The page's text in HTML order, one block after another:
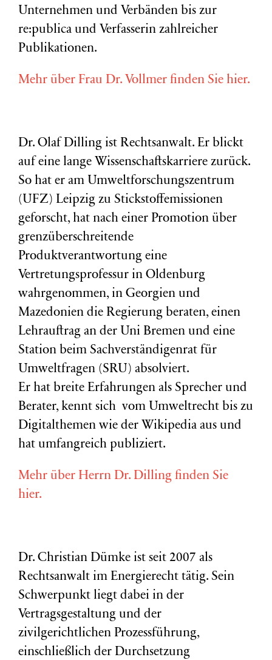
Unternehmen und Verbänden bis zur
re:publica und Verfasserin zahlreicher
Publikationen.
Mehr über Frau Dr. Vollmer finden Sie hier.
Dr. Olaf Dilling ist Rechtsanwalt. Er blickt
auf eine lange Wissenschaftskarriere zurück.
So hat er am Umweltforschungszentrum
(UFZ) Leipzig zu Stickstoffemissionen
geforscht, hat nach einer Promotion über
grenzüberschreitende
Produktverantwortung eine
Vertretungsprofessur in Oldenburg
wahrgenommen, in Georgien und
Mazedonien die Regierung beraten, einen
Lehrauftrag an der Uni Bremen und eine
Station beim Sachverständigenrat für
Umweltfragen (SRU ) absolviert.
Er hat breite Erfahrungen als Sprecher und
Berater, kennt sich vom Umweltrecht bis zu
Digitalthemen wie der Wikipedia aus und
hat umfangreich publiziert.
Mehr über Herrn Dr. Dilling finden Sie
hier.
Dr. Christian Dümke ist seit 2007 als
Rechtsanwalt im Energierecht tätig. Sein
Schwerpunkt liegt dabei in der
Vertragsgestaltung und der
zivilgerichtlichen Prozessführung,
einschließlich der Durchsetzung